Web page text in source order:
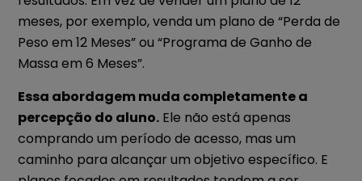
meses, por exemplo, venda um plano de “Perda de
Peso em 12 Meses” ou “Programa de Ganho de
Massa em 6 Meses”.
Essa abordagem muda completamente a
percepção do aluno. Ele não está apenas
comprando um período de acesso, mas um
caminho para alcançar um objetivo específico. E